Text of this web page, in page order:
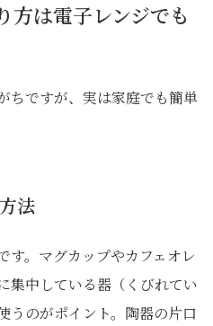
方は電子レンジでも
ちですが、実は家庭でも簡単
法
す。マグカップやカフェオレ
集中している器（くびれてい
うのがポイント。陶器の片口